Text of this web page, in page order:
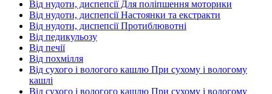
Від нудоти, диспепсії Для поліпшення моторики
Від нудоти, диспепсії Настоянки та екстракти
Від нудоти, диспепсії Протиблювотні
Від педикульозу
Від печії
Від похмілля
Від сухого і вологого кашлю При сухому і вологому
кашлі
Від сухого і вологого кашлю При сухому і вологому